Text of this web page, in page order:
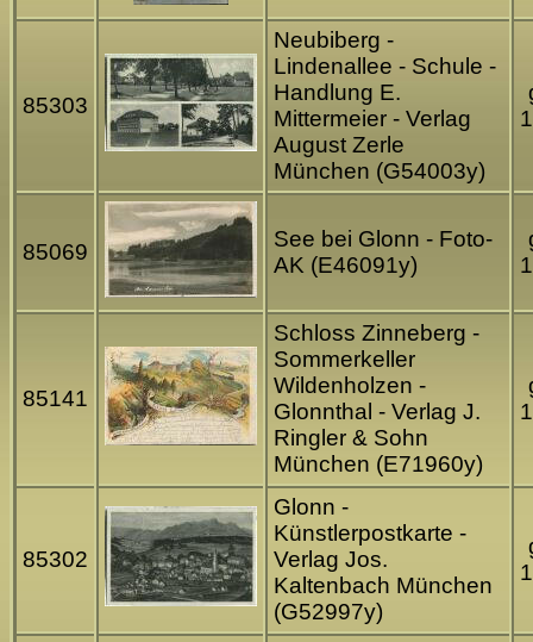
85303
Neubiberg -
Lindenallee - Schule -
Handlung E.
Mittermeier - Verlag
August Zerle
München (G54003y)
85069
See bei Glonn - Foto-
AK (E46091y)
85141
Schloss Zinneberg -
Sommerkeller
Wildenholzen -
Glonnthal - Verlag J.
Ringler & Sohn
München (E71960y)
85302
Glonn -
Künstlerpostkarte -
Verlag Jos.
Kaltenbach München
(G52997y)